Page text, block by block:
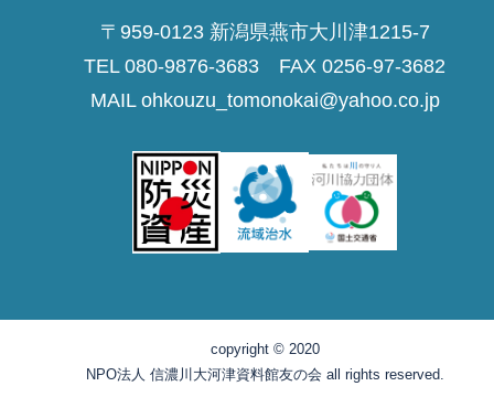
〒959-0123 新潟県燕市大川津1215-7
TEL 080-9876-3683 FAX 0256-97-3682
MAIL ohkouzu_tomonokai@yahoo.co.jp
copyright © 2020
NPO法人 信濃川大河津資料館友の会 all rights reserved.